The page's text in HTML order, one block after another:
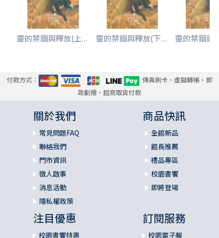
靈的禁錮與釋放(上... 靈的禁錮與釋放(下... 靈的禁錮與
付款方式：
傳真刷卡、虛擬轉帳、郵
政劃撥、超商取貨付款
關於我們
常見問題FAQ
聯絡我們
門市資訊
徵人啟事
消息活動
隱私權政策
商品快訊
全館新品
館長推薦
禮品專區
校園書饗
即將登場
注目優惠
校園書饗特惠
訂閱服務
校園電子報